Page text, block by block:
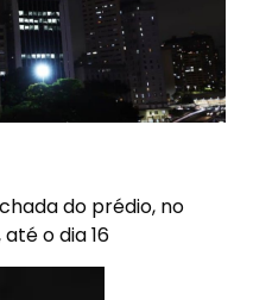
do prédio, no
o dia 16